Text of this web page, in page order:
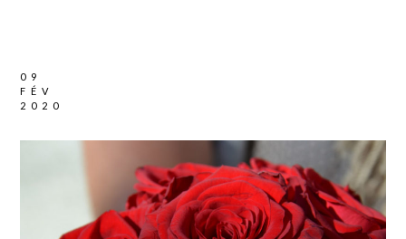
09
FÉV
2020